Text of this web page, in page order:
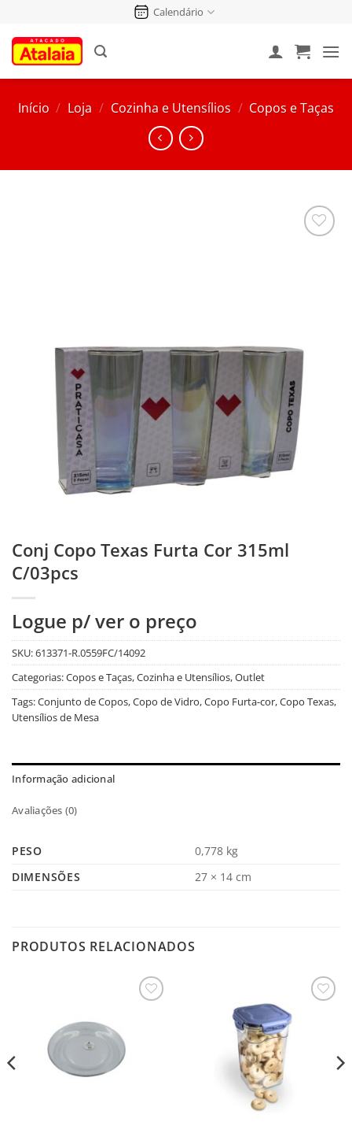
conteúdo
Calendário
Início / Loja / Cozinha e Utensílios / Copos e Taças
Conj Copo Texas Furta Cor 315ml
C/03pcs
Logue p/ ver o preço
SKU:613371-R.0559FC/14092
Categorias:Copos e Taças,Cozinha e Utensílios,Outlet
Tags:Conjunto de Copos,Copo de Vidro,Copo Furta-cor,Copo Texas,
Utensílios de Mesa
Informação adicional
Avaliações (0)
PESO
0,778 kg
DIMENSÕES
27 × 14 cm
PRODUTOS RELACIONADOS